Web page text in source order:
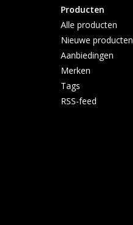
Producten
Alle producten
Nieuwe producten
Aanbiedingen
Merken
Tags
RSS-feed